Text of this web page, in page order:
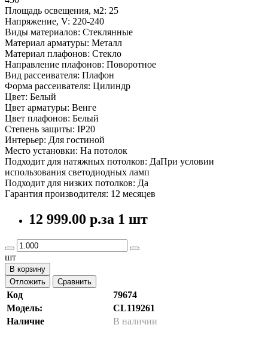
Площадь освещения, м2: 25
Напряжение, V: 220-240
Виды материалов: Стеклянные
Материал арматуры: Металл
Материал плафонов: Стекло
Направление плафонов: Поворотное
Вид рассеивателя: Плафон
Форма рассеивателя: Цилиндр
Цвет: Белый
Цвет арматуры: Венге
Цвет плафонов: Белый
Степень защиты: IP20
Интерьер: Для гостиной
Место установки: На потолок
Подходит для натяжных потолков: ДаПри условии
использования светодиодных ламп
Подходит для низких потолков: Да
Гарантия производителя: 12 месяцев
12 999.00 р.за 1 шт
шт
В корзину
Отложить
Сравнить
Код
79674
Модель:
CL119261
Наличие
В наличии